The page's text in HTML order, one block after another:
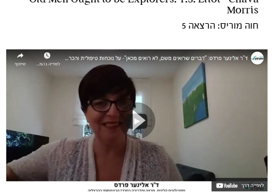
Morris
חוה מוריס: הרצאה 5